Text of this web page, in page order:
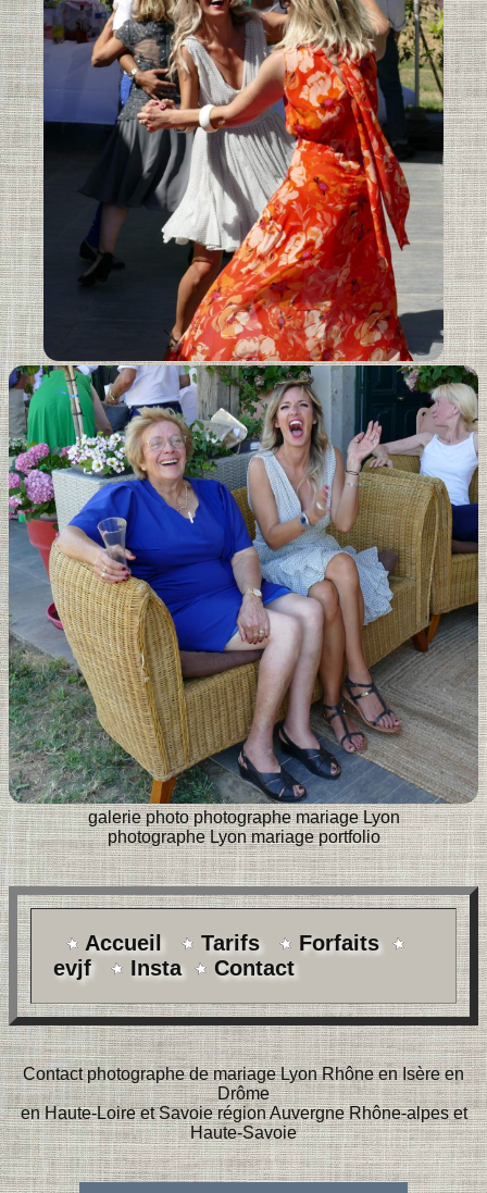
galerie photo photographe mariage Lyon
photographe Lyon mariage portfolio
Accueil Tarifs
Forfaits
evjf
Insta Contact
Contact photographe de mariage Lyon Rhône en Isère en
Drôme
en Haute-Loire et Savoie région Auvergne Rhône-alpes et
Haute-Savoie